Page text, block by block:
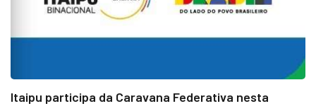
Itaipu participa da Caravana Federativa nesta